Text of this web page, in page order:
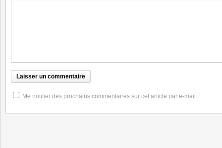
Me notifier des prochains commentaires sur cet article par e-mail.